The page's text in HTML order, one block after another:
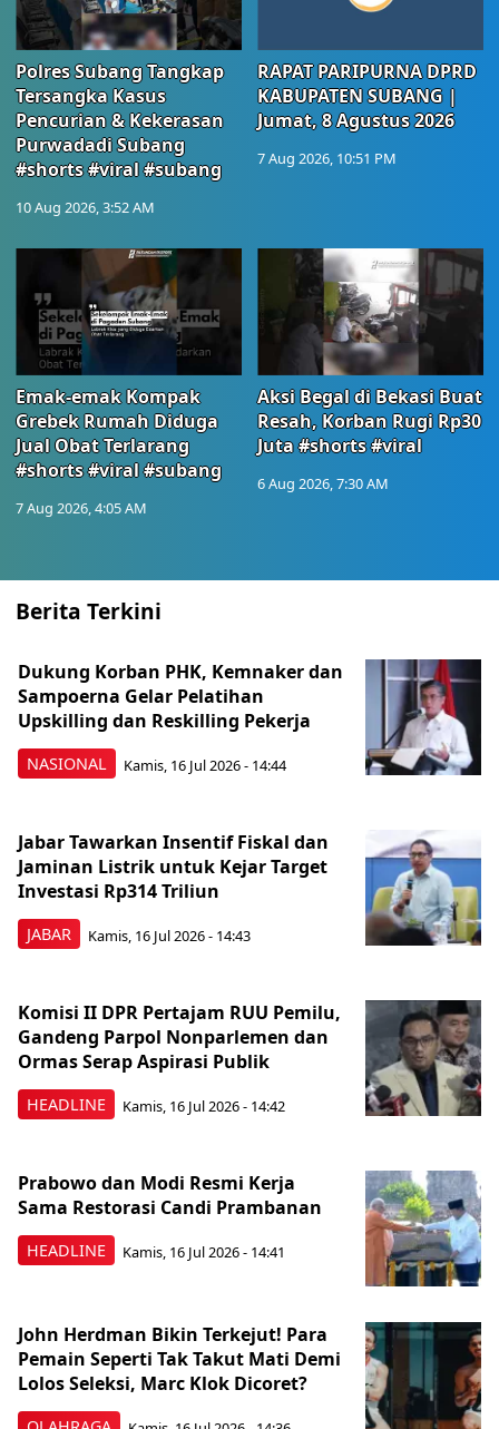
Polres Subang Tangkap
Tersangka Kasus
Pencurian & Kekerasan
Purwadadi Subang
#shorts #viral #subang
10 Aug 2026, 3:52 AM
RAPAT PARIPURNA DPRD
KABUPATEN SUBANG |
Jumat, 8 Agustus 2026
7 Aug 2026, 10:51 PM
Emak-emak Kompak
Grebek Rumah Diduga
Jual Obat Terlarang
#shorts #viral #subang
7 Aug 2026, 4:05 AM
Aksi Begal di Bekasi Buat
Resah, Korban Rugi Rp30
Juta #shorts #viral
6 Aug 2026, 7:30 AM
Berita Terkini
NASIONAL
Dukung Korban PHK, Kemnaker dan
Sampoerna Gelar Pelatihan
Upskilling dan Reskilling Pekerja
Kamis, 16 Jul 2026 - 14:44
JABAR
Jabar Tawarkan Insentif Fiskal dan
Jaminan Listrik untuk Kejar Target
Investasi Rp314 Triliun
Kamis, 16 Jul 2026 - 14:43
HEADLINE
Komisi II DPR Pertajam RUU Pemilu,
Gandeng Parpol Nonparlemen dan
Ormas Serap Aspirasi Publik
Kamis, 16 Jul 2026 - 14:42
HEADLINE
Prabowo dan Modi Resmi Kerja
Sama Restorasi Candi Prambanan
Kamis, 16 Jul 2026 - 14:41
John Herdman Bikin Terkejut! Para
Pemain Seperti Tak Takut Mati Demi
Lolos Seleksi, Marc Klok Dicoret?